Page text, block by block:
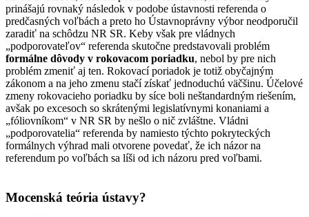
prinášajú rovnaký následok v podobe ústavnosti referenda o
predčasných voľbách a preto ho Ústavnoprávny výbor neodporučil
zaradiť na schôdzu NR SR. Keby však pre vládnych
„podporovateľov“ referenda skutočne predstavovali problém
formálne dôvody v rokovacom poriadku, nebol by pre nich
problém zmeniť aj ten. Rokovací poriadok je totiž obyčajným
zákonom a na jeho zmenu stačí získať jednoduchú väčšinu. Účelové
zmeny rokovacieho poriadku by síce boli neštandardným riešením,
avšak po excesoch so skrátenými legislatívnymi konaniami a
„fóliovníkom“ v NR SR by nešlo o nič zvláštne. Vládni
„podporovatelia“ referenda by namiesto týchto pokryteckých
formálnych výhrad mali otvorene povedať, že ich názor na
referendum po voľbách sa líši od ich názoru pred voľbami.
Mocenská teória ústavy?